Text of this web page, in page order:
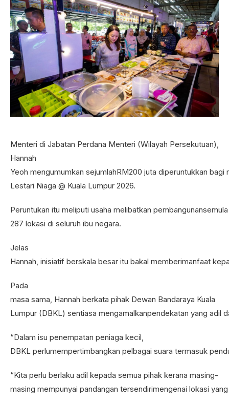
Menteri di Jabatan Perdana Menteri (Wilayah Persekutuan),
Hannah
Yeoh mengumumkan sejumlahRM200 juta diperuntukkan bagi
Lestari Niaga @ Kuala Lumpur 2026.
Peruntukan itu meliputi usaha melibatkan
287 lokasi di seluruh ibu negara.
Jelas
Hannah, inisiatif berskala besar itu bakal memberimanfaat
Pada
masa sama, Hannah berkata pihak Dewan Bandaraya Kuala
Lumpur (DBKL) sentiasa mengamalkanpendekatan yang adil
“Dalam isu penempatan peniaga kecil,
DBKL perlumempertimbangkan pelbagai suara termasuk
“Kita perlu berlaku adil kepada semua pihak kerana masing-
masing mempunyai pandangan tersendirimengenai lokasi